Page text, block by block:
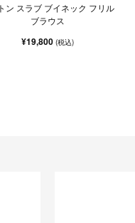
ン スラブ ブイネック フリル
ブラウス
¥19,800 (税込)